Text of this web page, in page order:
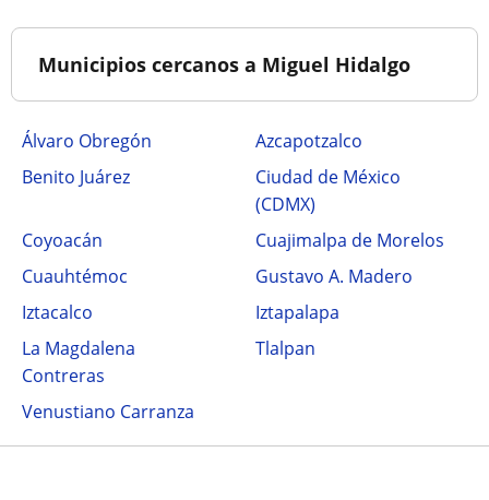
Municipios cercanos a Miguel Hidalgo
Álvaro Obregón
Azcapotzalco
Benito Juárez
Ciudad de México
(CDMX)
Coyoacán
Cuajimalpa de Morelos
Cuauhtémoc
Gustavo A. Madero
Iztacalco
Iztapalapa
La Magdalena
Contreras
Tlalpan
Venustiano Carranza